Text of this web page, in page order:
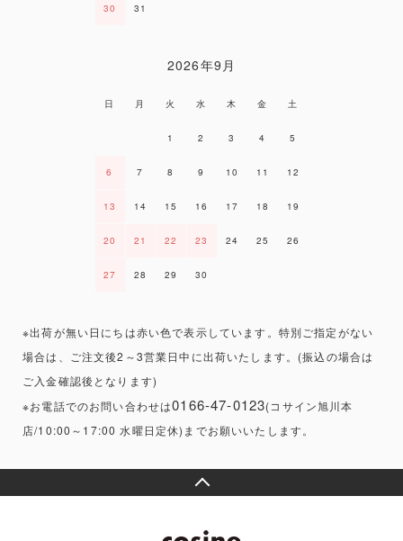
30 31
2026年9月
日 月 火 水 木 金 土
1 2 3 4 5
6 7 8 9 10 11 12
13 14 15 16 17 18 19
20 21 22 23 24 25 26
27 28 29 30
※出荷が無い日にちは赤い色で表示しています。特別ご指定がない
場合は、ご注文後2～3営業日中に出荷いたします。(振込の場合は
ご入金確認後となります)
※お電話でのお問い合わせは0166-47-0123(コサイン旭川本
店/10:00～17:00 水曜日定休)までお願いいたします。